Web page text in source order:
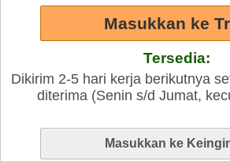
Tersedia:
Dikirim 2-5 hari kerja berikutnya
diterima (Senin s/d Jumat,